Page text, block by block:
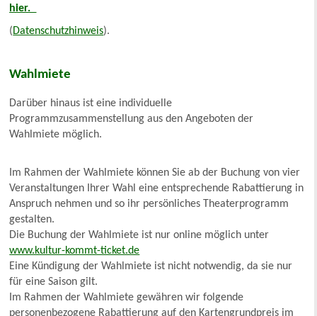
hier.
(Datenschutzhinweis).
Wahlmiete
Darüber hinaus ist eine individuelle
Programmzusammenstellung aus den Angeboten der
Wahlmiete möglich.
Im Rahmen der Wahlmiete können Sie ab der Buchung von vier
Veranstaltungen Ihrer Wahl eine entsprechende Rabattierung in
Anspruch nehmen und so ihr persönliches Theaterprogramm
gestalten.
Die Buchung der Wahlmiete ist nur online möglich unter
www.kultur-kommt-ticket.de
Eine Kündigung der Wahlmiete ist nicht notwendig, da sie nur
für eine Saison gilt.
Im Rahmen der Wahlmiete gewähren wir folgende
personenbezogene Rabattierung auf den Kartengrundpreis im